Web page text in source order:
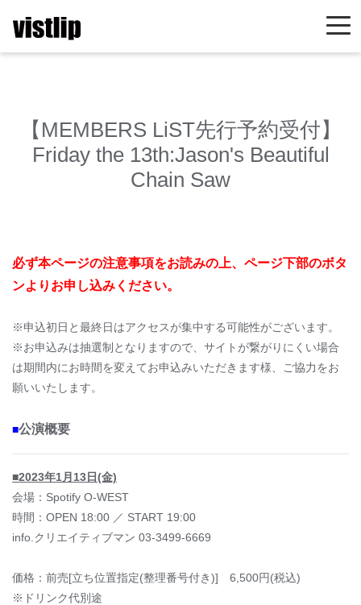
【MEMBERS LiST先行予約受付】
Friday the 13th:Jason's Beautiful
Chain Saw
必ず本ページの注意事項をお読みの上、ページ下部のボタ
ンよりお申し込みください。
※申込初日と最終日はアクセスが集中する可能性がございます。
※お申込みは抽選制となりますので、サイトが繋がりにくい場合
は期間内にお時間を変えてお申込みいただきます様、ご協力をお
願いいたします。
■公演概要
■2023年1月13日(金)
会場：Spotify O-WEST
時間：OPEN 18:00 ／ START 19:00
info.クリエイティブマン 03-3499-6669
価格：前売[立ち位置指定(整理番号付き)] 6,500円(税込)
※ドリンク代別途